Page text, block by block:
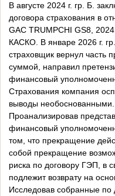
В августе 2024 г. гр. Б.
договора страхования в
GAC TRUMPCHI GS8,
КАСКО. В январе 2026 г.
страховщик вернул часть
суммой, направил
финансовый
Страхования компания
выводы необоснованными.
Проанализировав
финансовый
том, что прекращение
собой прекращение
риска по договору ГЭП, в
подлежит возврату на
Исследовав собранные по